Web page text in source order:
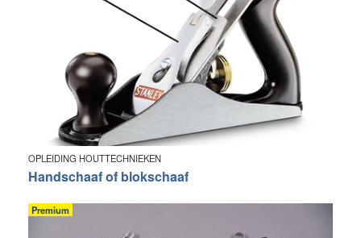
OPLEIDING HOUTTECHNIEKEN
Handschaaf of blokschaaf
Premium